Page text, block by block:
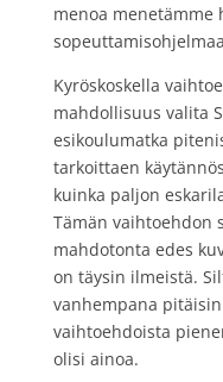
menoa
Kyröskoskella
mahdollisuus valita
esikoulumatka
tarkoittaen
kuinka paljon
Tämän vaihtoehdon
mahdotonta edes
on täysin ilmeistä.
vanhempana
vaihtoehdoista
olisi ainoa.